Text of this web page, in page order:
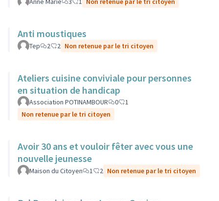
Anti moustiques
Tep 2 2 Non retenue par le tri citoyen
Ateliers cuisine conviviale pour personnes
en situation de handicap
Association POTINAMBOUR 0
1
Non retenue par le tri citoyen
Avoir 30 ans et vouloir fêter avec vous une
nouvelle jeunesse
Maison du Citoyen 1 2 Non retenue par le tri citoyen